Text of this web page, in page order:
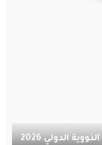
المملكة تستضيف أولمبياد العلوم النووية الدولي 2026